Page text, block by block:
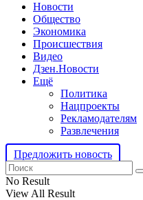
Новости
Общество
Экономика
Происшествия
Видео
Дзен.Новости
Ещё
Политика
Нацпроекты
Рекламодателям
Развлечения
Предложить новость
No Result
View All Result